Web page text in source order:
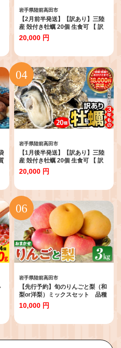
岩手県陸前高田市
【2月前半発送】【訳あり】三陸
産 殻付き牡蠣 20個 生食可 【 訳
あり 規格外品 かき 殻付き 生食 焼
き牡蠣 人気 国産 陸前高田 広田湾
20,000 円
岩手県陸前高田市
【1月後半発送】【訳あり】三陸
産 殻付き牡蠣 20個 生食可 【 訳
あり 規格外品 かき 殻付き 生食 焼
き牡蠣 人気 国産 陸前高田 広田湾
20,000 円
岩手県陸前高田市
【先行予約】旬のりんごと梨（和
梨or洋梨）ミックスセット 品種
お任せ3kg 熊谷農園 RT3318
10,000 円